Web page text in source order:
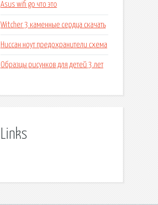
Asus wifi go что это
Witcher 3 каменные сердца скачать
Ниссан ноут предохранители схема
Образцы рисунков для детей 3 лет
Links